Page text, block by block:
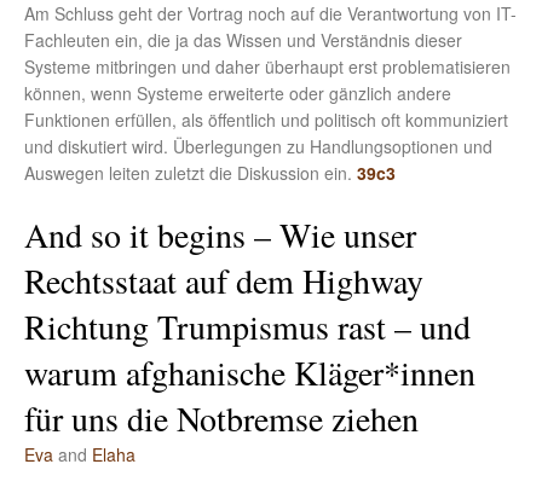
Am Schluss geht der Vortrag noch auf die Verantwortung von IT-
Fachleuten ein, die ja das Wissen und Verständnis dieser
Systeme mitbringen und daher überhaupt erst problematisieren
können, wenn Systeme erweiterte oder gänzlich andere
Funktionen erfüllen, als öffentlich und politisch oft kommuniziert
und diskutiert wird. Überlegungen zu Handlungsoptionen und
Auswegen leiten zuletzt die Diskussion ein. 39c3
And so it begins – Wie unser
Rechtsstaat auf dem Highway
Richtung Trumpismus rast – und
warum afghanische Kläger*innen
für uns die Notbremse ziehen
Eva and Elaha